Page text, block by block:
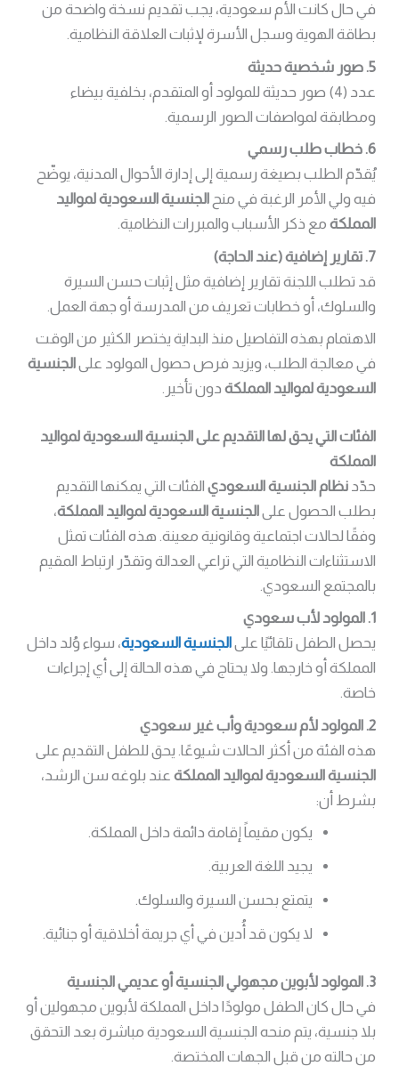
في حال كانت الأم سعودية، يجب تقديم نسخة واضحة من
بطاقة الهوية وسجل الأسرة لإثبات العلاقة النظامية.
5. صور شخصية حديثة
عدد (4) صور حديثة للمولود أو المتقدم، بخلفية بيضاء
ومطابقة لمواصفات الصور الرسمية.
6. خطاب طلب رسمي
يُقدّم الطلب بصيغة رسمية إلى إدارة الأحوال المدنية، يوضّح
فيه ولي الأمر الرغبة في منحالجنسية السعودية لمواليد
المملكة مع ذكر الأسباب والمبررات النظامية.
7. تقارير إضافية (عند الحاجة)
قد تطلب اللجنة تقارير إضافية مثل إثبات حسن السيرة
والسلوك، أو خطابات تعريف من المدرسة أو جهة العمل.
الاهتمام بهذه التفاصيل منذ البداية يختصر الكثير من الوقت
في معالجة الطلب، ويزيد فرص حصول المولود علىالجنسية
السعودية لمواليد المملكة دون تأخير.
الفئات التي يحق لها التقديم على الجنسية السعودية لمواليد
المملكة
حدّدنظام الجنسية السعودي الفئات التي يمكنها التقديم
بطلب الحصول علىالجنسية السعودية لمواليد المملكة،
وفقًا لحالات اجتماعية وقانونية معينة. هذه الفئات تمثل
الاستثناءات النظامية التي تراعي العدالة وتقدّر ارتباط المقيم
بالمجتمع السعودي.
1. المولود لأب سعودي
يحصل الطفل تلقائيًا علىالجنسية السعودية، سواء وُلد داخل
المملكة أو خارجها. ولا يحتاج في هذه الحالة إلى أي إجراءات
خاصة.
2. المولود لأم سعودية وأب غير سعودي
هذه الفئة من أكثر الحالات شيوعًا. يحق للطفل التقديم على
الجنسية السعودية لمواليد المملكة عند بلوغه سن الرشد،
بشرط أن:
يكون مقيماً إقامة دائمة داخل المملكة.
يجيد اللغة العربية.
يتمتع بحسن السيرة والسلوك.
لا يكون قد أُدين في أي جريمة أخلاقية أو جنائية.
3. المولود لأبوين مجهولي الجنسية أو عديمي الجنسية
في حال كان الطفل مولودًا داخل المملكة لأبوين مجهولين أو
بلا جنسية، يتم منحه الجنسية السعودية مباشرة بعد التحقق
من حالته من قبل الجهات المختصة.